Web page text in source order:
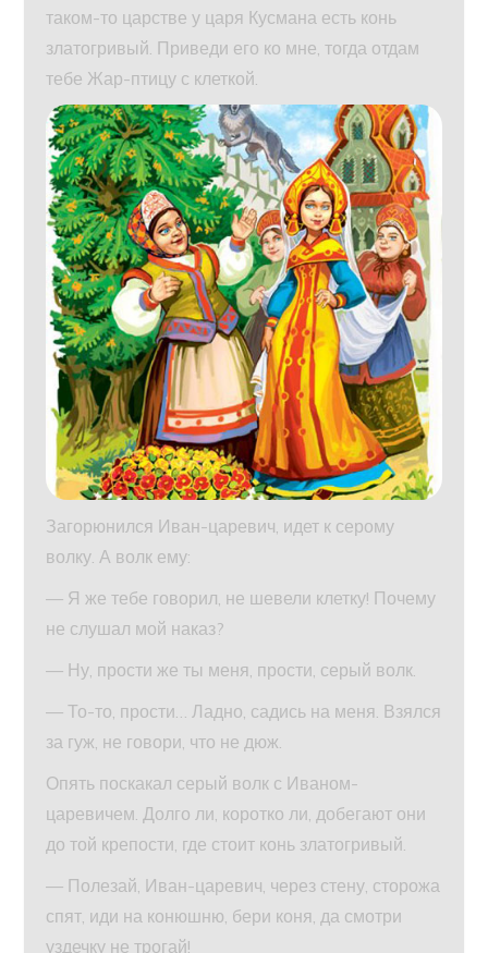
таком-то царстве у царя Кусмана есть конь
златогривый. Приведи его ко мне, тогда отдам
тебе Жар-птицу с клеткой.
Загорюнился Иван-царевич, идет к серому
волку. А волк ему:
— Я же тебе говорил, не шевели клетку! Почему
не слушал мой наказ?
— Ну, прости же ты меня, прости, серый волк.
— То-то, прости… Ладно, садись на меня. Взялся
за гуж, не говори, что не дюж.
Опять поскакал серый волк с Иваном-
царевичем. Долго ли, коротко ли, добегают они
до той крепости, где стоит конь златогривый.
— Полезай, Иван-царевич, через стену, сторожа
спят, иди на конюшню, бери коня, да смотри
уздечку не трогай!